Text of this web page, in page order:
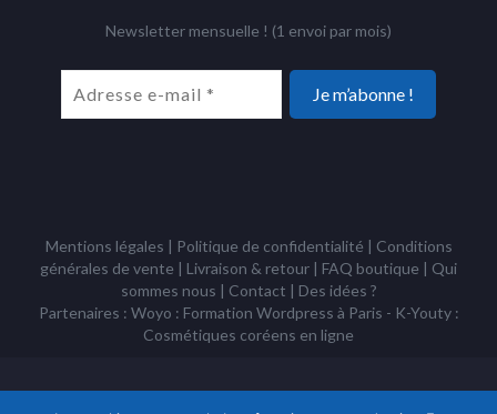
Newsletter mensuelle ! (1 envoi par mois)
Mentions légales | Politique de confidentialité | Conditions
générales de vente | Livraison & retour | FAQ boutique | Qui
sommes nous | Contact | Des idées ?
Partenaires : Woyo : Formation Wordpress à Paris - K-Youty :
Cosmétiques coréens en ligne